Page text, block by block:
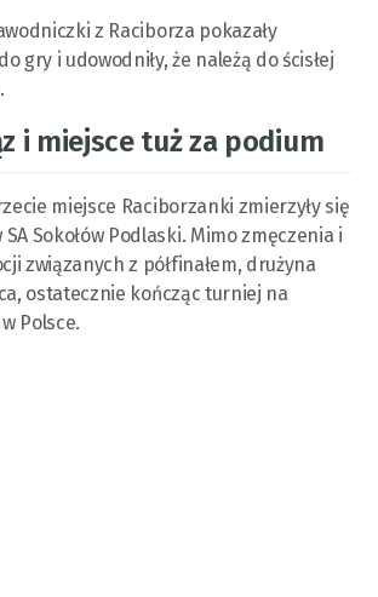
z Raciborza pokazały
gry i udowodniły, że należą do ścisłej
i miejsce tuż za podium
miejsce Raciborzanki zmierzyły się
SA Sokołów Podlaski. Mimo zmęczenia i
związanych z półfinałem, drużyna
ostatecznie kończąc turniej na
Polsce.